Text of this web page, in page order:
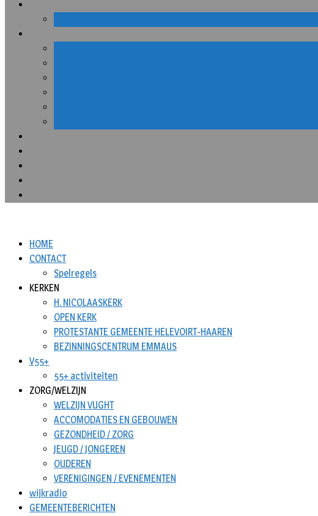
HOME
CONTACT
Spelregels
KERKEN
H. NICOLAASKERK
OPEN KERK
PROTESTANTE GEMEENTE HELEVOIRT-HAAREN
BEZINNINGSCENTRUM EMMAUS
V55+
55+ activiteiten
ZORG/WELZIJN
WELZIJN VUGHT
ACCOMODATIES EN GEBOUWEN
GEZONDHEID / ZORG
JEUGD / JONGEREN
OUDEREN
VERENIGINGEN / EVENEMENTEN
wijkradio
GEMEENTEBERICHTEN